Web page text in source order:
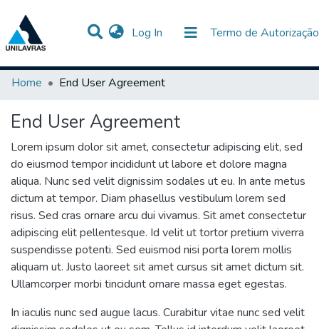
Log In (current) Termo de Autorização
Communities & Collections
All of DSpace
Home
End User Agreement
End User Agreement
Lorem ipsum dolor sit amet, consectetur adipiscing elit, sed
do eiusmod tempor incididunt ut labore et dolore magna
aliqua. Nunc sed velit dignissim sodales ut eu. In ante metus
dictum at tempor. Diam phasellus vestibulum lorem sed
risus. Sed cras ornare arcu dui vivamus. Sit amet consectetur
adipiscing elit pellentesque. Id velit ut tortor pretium viverra
suspendisse potenti. Sed euismod nisi porta lorem mollis
aliquam ut. Justo laoreet sit amet cursus sit amet dictum sit.
Ullamcorper morbi tincidunt ornare massa eget egestas.
In iaculis nunc sed augue lacus. Curabitur vitae nunc sed velit